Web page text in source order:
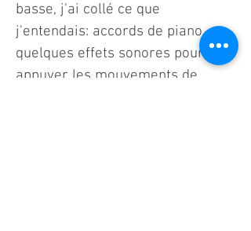
basse, j'ai collé ce que
j'entendais: accords de piano, et
quelques effets sonores pour
appuyer les mouvements de